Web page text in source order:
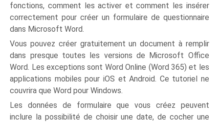
fonctions, comment les activer et comment les insérer
correctement pour créer un formulaire de questionnaire
dans Microsoft Word.
Vous pouvez créer gratuitement un document à remplir
dans presque toutes les versions de Microsoft Office
Word. Les exceptions sont Word Online (Word 365) et les
applications mobiles pour iOS et Android. Ce tutoriel ne
couvrira que Word pour Windows.
Les données de formulaire que vous créez peuvent
inclure la possibilité de choisir une date, de cocher une